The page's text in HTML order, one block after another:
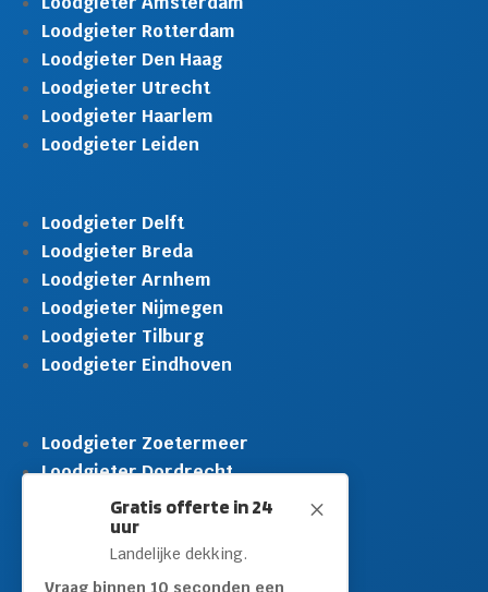
M
Gratis offerte in 24
uur
Landelijke dekking.
Vraag binnen 10 seconden een
Loodgieter Rotterdam
Loodgieter Den Haag
Loodgieter Utrecht
Loodgieter Haarlem
Loodgieter Leiden
Loodgieter Delft
Loodgieter Breda
Loodgieter Arnhem
Loodgieter Nijmegen
Loodgieter Tilburg
Loodgieter Eindhoven
Loodgieter Zoetermeer
Loodgieter Dordrecht
Loodgieter Rijswijk
Loodgieter Schiedam
Loodgieter Leidschendam
Loodgieter Hilversum